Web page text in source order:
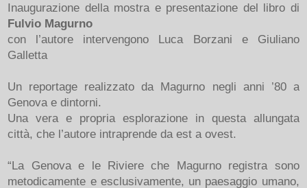
Inaugurazione della mostra e presentazione del libro di
Fulvio Magurno
con l’autore intervengono Luca Borzani e Giuliano
Galletta
Un reportage realizzato da Magurno negli anni ’80 a
Genova e dintorni.
Una vera e propria esplorazione in questa allungata
città, che l’autore intraprende da est a ovest.
“La Genova e le Riviere che Magurno registra sono
metodicamente e esclusivamente, un paesaggio umano,